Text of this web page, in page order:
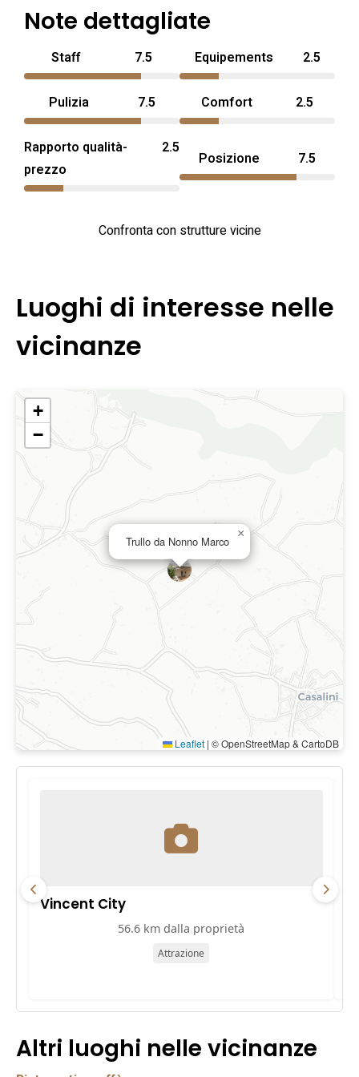
Note dettagliate
Staff 7.5 Equipements 2.5
Pulizia 7.5 Comfort 2.5
Rapporto qualità-
prezzo
2.5
Posizione 7.5
Confronta con strutture vicine
Luoghi di interesse nelle
vicinanze
Trullo da Nonno Marco
×
+
−
Leaflet | © OpenStreetMap & CartoDB
Vincent City
56.6 km dalla proprietà
Attrazione
Altri luoghi nelle vicinanze